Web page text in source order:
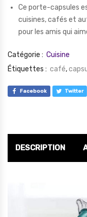
Ce porte-capsules
cuisines, cafés et
pour les amis qui
Catégorie : Cuisine
Étiquettes : café,
Facebook Twitter
DESCRIPTION